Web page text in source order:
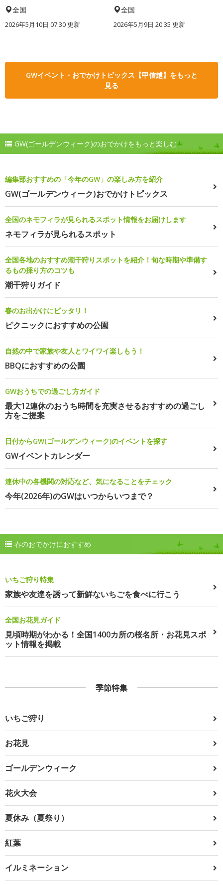
全国
2026年5月10日 07:30 更新
全国
2026年5月9日 20:35 更新
GWイベント・おでかけトピックス【甲信越】をもっと
見る
GW(ゴールデンウィーク)のおでかけをもっと楽しむ
編集部おすすめの「今年のGW」の楽しみ方を紹介
GW(ゴールデンウィーク)おでかけトピックス
全国のネモフィラが見られるスポット情報をお届けします
ネモフィラが見られるスポット
全国各地のおすすめ潮干狩りスポットを紹介！旬な時期や準備す
るもの採り方のコツも
潮干狩りガイド
春のお出かけにピッタリ！
ピクニックにおすすめの公園
自然の中で家族や友人とワイワイ楽しもう！
BBQにおすすめの公園
GWおうちでの過ごし方ガイド
最大12連休のおうち時間を充実させるおすすめの過ごし
方をご提案
日付からGW(ゴールデンウィーク)のイベントを探す
GWイベントカレンダー
連休中の各機関の対応など、気になることをチェック
今年(2026年)のGWはいつからいつまで？
春のおでかけにおすすめ
いちご狩り特集
家族や友達を誘って新鮮ないちごを食べに行こう
全国お花見ガイド
見頃時期がわかる！全国1400カ所の桜名所・お花見スポ
ット情報を掲載
季節特集
いちご狩り
お花見
ゴールデンウィーク
花火大会
夏休み（夏祭り）
紅葉
イルミネーション